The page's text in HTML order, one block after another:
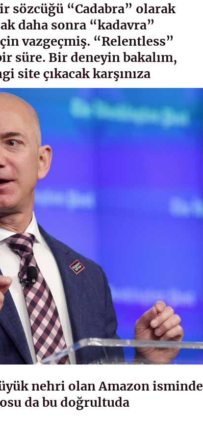
sözcüğü “Cadabra” olarak
daha sonra “kadavra”
vazgeçmiş. “Relentless”
süre. Bir deneyin bakalım,
site çıkacak karşınıza
nehri olan Amazon isminde
da bu doğrultuda